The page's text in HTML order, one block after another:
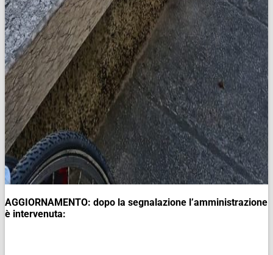
AGGIORNAMENTO: dopo la segnalazione l’amministrazione
è intervenuta: